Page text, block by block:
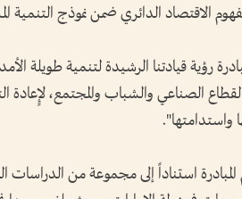
الاقتصاد الدائري ضمن نموذج التنمية
رؤية قيادتنا الرشيدة لتنمية طويلة
الصناعي والشباب والمجتمع، لإٍعادة
واستدامتها".
استناداً إلى مجموعة من الدراسات